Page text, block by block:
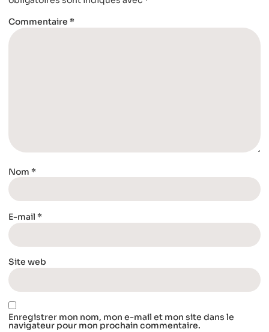
Commentaire *
Nom *
E-mail *
Site web
Enregistrer mon nom, mon e-mail et mon site dans le
navigateur pour mon prochain commentaire.